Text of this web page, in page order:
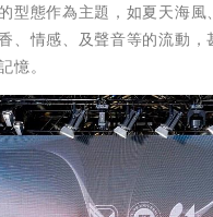
型態作為主題，如夏天海
、情感、及聲音等的流動
憶。